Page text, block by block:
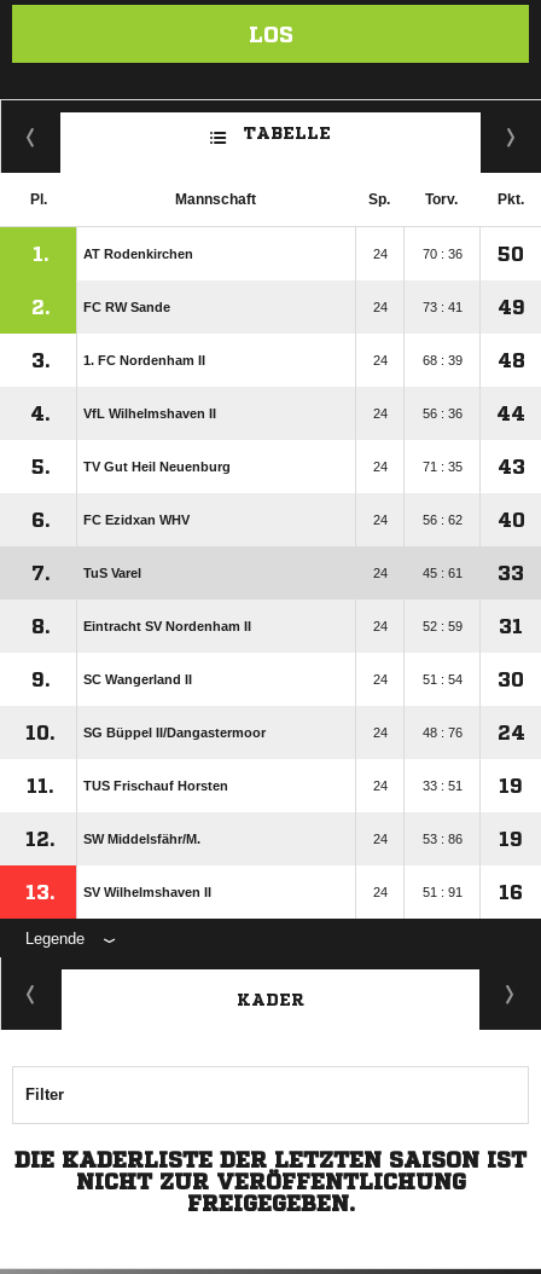
LOS
TABELLE
Pl. Mannschaft Sp. Torv. Pkt.
1. AT Rodenkirchen 24 70 : 36 50
2. FC RW Sande 24 73 : 41 49
3. 1. FC Nordenham II 24 68 : 39 48
4. VfL Wilhelmshaven II 24 56 : 36 44
5. TV Gut Heil Neuenburg 24 71 : 35 43
6. FC Ezidxan WHV 24 56 : 62 40
7. TuS Varel 24 45 : 61 33
8. Eintracht SV Nordenham II 24 52 : 59 31
9. SC Wangerland II 24 51 : 54 30
10. SG Büppel II/​Dangastermoor 24 48 : 76 24
11. TUS Frischauf Horsten 24 33 : 51 19
12. SW Middelsfähr/​M. 24 53 : 86 19
13. SV Wilhelmshaven II 24 51 : 91 16
Legende
KADER
Filter
DIE KADERLISTE DER LETZTEN SAISON IST
NICHT ZUR VERÖFFENTLICHUNG
FREIGEGEBEN.